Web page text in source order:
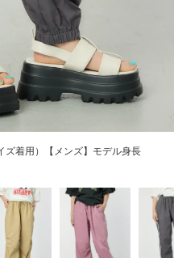
ズ着用）【メンズ】モデル身長